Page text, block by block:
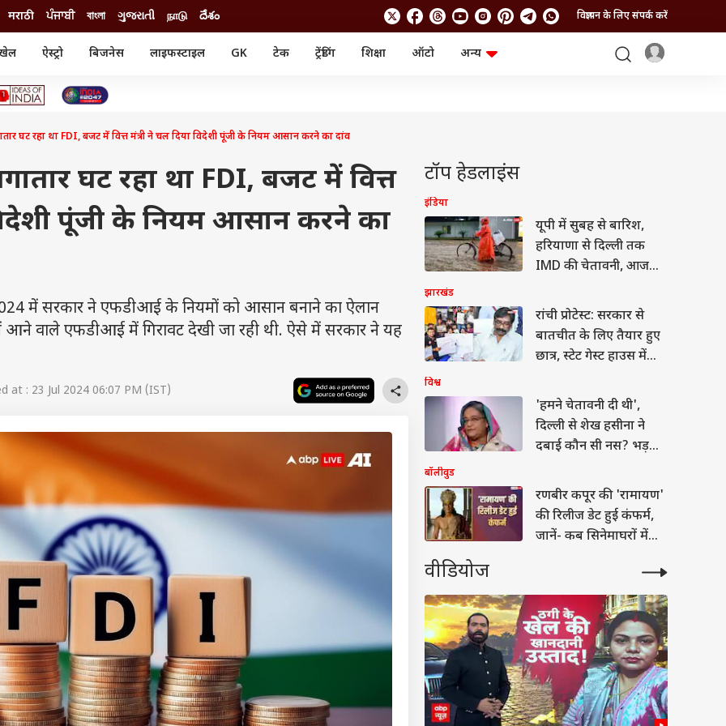
मराठी ਪੰਜਾਬੀ বাংলা ગુજરાતી நாடு దేశం विज्ञापन के लिए संपर्क करें
ऐस्ट्रो बिजनेस लाइफस्टाइल GK टेक ट्रेंडिंग शिक्षा ऑटो
अन्य
सिनेमा
आईपीओ
गैजेट
फोटो गैलरी
यूटिलिटी न्यूज़
वीडियो
घट रहा था FDI, बजट में वित्त मंत्री ने चल दिया विदेशी पूंजी के नियम आसान करने का दांव
घट रहा था FDI, बजट में वित्त
पूंजी के नियम आसान करने का
में सरकार ने एफडीआई के नियमों को आसान बनाने का ऐलान
वाले एफडीआई में गिरावट देखी जा रही थी. ऐसे में सरकार ने यह
at : 23 Jul 2024 06:07 PM (IST)
टॉप हेडलाइंस
इंडिया
यूपी में सुबह से बारिश,
हरियाणा से दिल्ली तक
IMD की चेतावनी, आज
झारखंड
रांची प्रोटेस्ट: सरकार से
बातचीत के लिए तैयार हुए
छात्र, स्टेट गेस्ट हाउस में
विश्व
'हमने चेतावनी दी थी',
दिल्ली से शेख हसीना ने
दबाई कौन सी नस? भड़क
बॉलीवुड
रणबीर कपूर की 'रामायण'
की रिलीज डेट हुई कंफर्म,
जानें- कब सिनेमाघरों में
वीडियोज
कार्नर
आर्टिकल्स टॉप रील्स